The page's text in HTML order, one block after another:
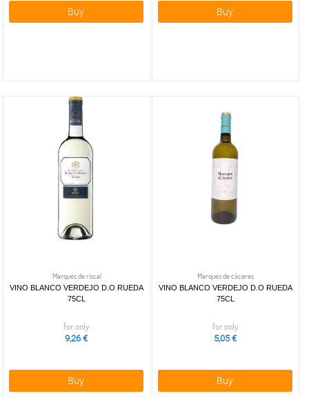
Buy Buy
Marqués de riscal
VINO BLANCO VERDEJO D.O RUEDA
75CL
for only
9,26 €
Buy
Marqués de cáceres
VINO BLANCO VERDEJO D.O RUEDA
75CL
for only
5,05 €
Buy